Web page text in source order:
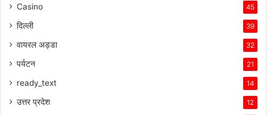
Casino 45
दिल्ली 39
वायरल अड्डा 32
पर्यटन 21
ready_text 14
उत्तर प्रदेश 12